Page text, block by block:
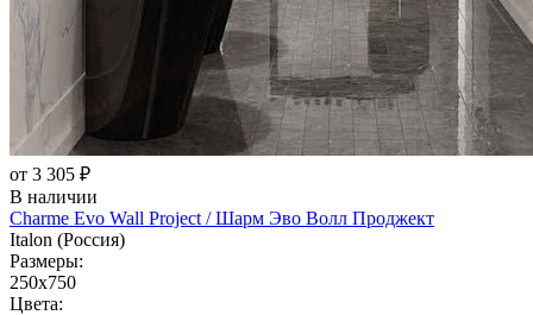
от 3 305 ₽
В наличии
Charme Evo Wall Project / Шарм Эво Волл Проджект
Italon (Россия)
Размеры:
250x750
Цвета: